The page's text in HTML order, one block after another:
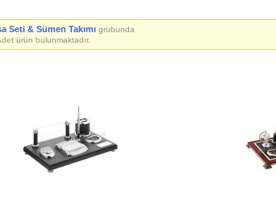
Seti & Sümen Takımıgrubunda
ürün bulunmaktadır.